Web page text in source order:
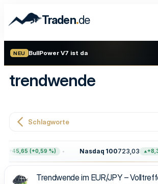
Traden.de
NEU BullPower V7 ist da
trendwende
Schlagworte
+45,65 (+0,59 %) Nasdaq 100723,03
Trendwende im EUR/JPY –